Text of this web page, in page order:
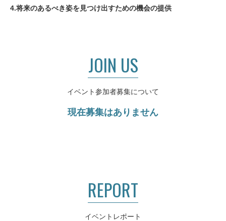
サイトマップ
4.将来のあるべき姿を見つけ出すための機会の提供
JOIN US
イベント参加者募集について
現在募集はありません
REPORT
イベントレポート